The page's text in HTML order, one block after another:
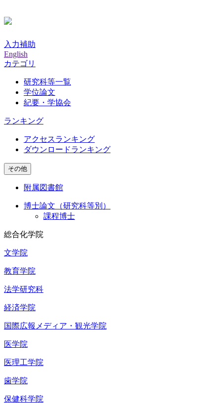
入力補助
English
カテゴリ
研究科等一覧
学位論文
紀要・学協会
ランキング
アクセスランキング
ダウンロードランキング
その他
附属図書館
博士論文（研究科等別）
課程博士
総合化学院
文学院
教育学院
法学研究科
経済学院
国際広報メディア・観光学院
医学院
医理工学院
歯学院
保健科学院